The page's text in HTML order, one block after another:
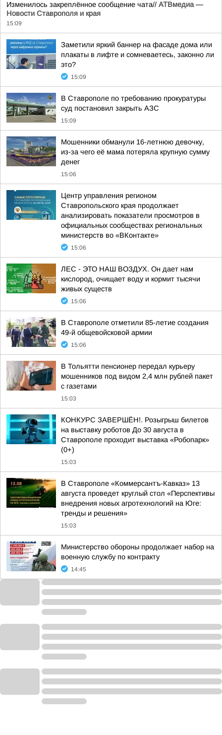
Изменилось закреплённое сообщение чата// АТВмедиа —
Новости Ставрополя и края
15:09
Заметили яркий баннер на фасаде дома или
плакаты в лифте и сомневаетесь, законно ли
это?
15:09
В Ставрополе по требованию прокуратуры
суд постановил закрыть АЗС
15:09
Мошенники обманули 16-летнюю девочку,
из-за чего её мама потеряла крупную сумму
денег
15:06
Центр управления регионом
Ставропольского края продолжает
анализировать показатели просмотров в
официальных сообществах региональных
министерств во «ВКонтакте»
15:06
ЛЕС - ЭТО НАШ ВОЗДУХ. Он дает нам
кислород, очищает воду и кормит тысячи
живых существ
15:06
В Ставрополе отметили 85-летие создания
49-й общевойсковой армии
15:06
В Тольятти пенсионер передал курьеру
мошенников под видом 2,4 млн рублей пакет
с газетами
15:03
КОНКУРС ЗАВЕРШЁН!. Розыгрыш билетов
на выставку роботов До 30 августа в
Ставрополе проходит выставка «Робопарк»
(0+)
15:03
В Ставрополе «Коммерсантъ-Кавказ» 13
августа проведет круглый стол «Перспективы
внедрения новых агротехнологий на Юге:
тренды и решения»
15:03
Министерство обороны продолжает набор на
военную службу по контракту
14:45